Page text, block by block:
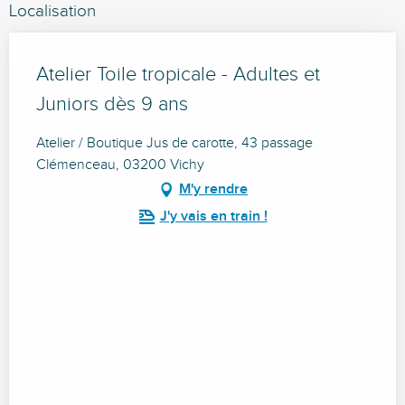
Localisation
Atelier Toile tropicale - Adultes et
Juniors dès 9 ans
Atelier / Boutique Jus de carotte, 43 passage
Clémenceau, 03200 Vichy
M'y rendre
J'y vais en train !